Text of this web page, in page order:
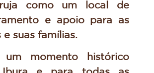
como um local de
e apoio para as
e suas famílias.
um momento histórico